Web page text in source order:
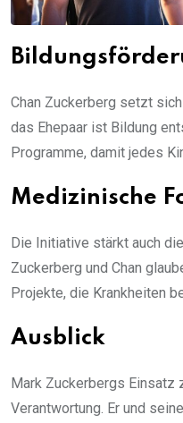
Chan Zuckerberg setzt
das Ehepaar ist Bildung
Programme, damit jedes
Medizinische
Die Initiative stärkt auch
Zuckerberg und Chan
Projekte, die Krankheiten
Ausblick
Mark Zuckerbergs Einsatz
Verantwortung. Er und